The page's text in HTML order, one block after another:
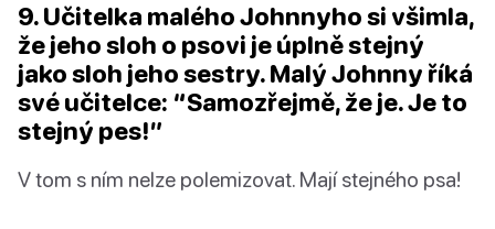
9. Učitelka malého Johnnyho si všimla,
že jeho sloh o psovi je úplně stejný
jako sloh jeho sestry. Malý Johnny říká
své učitelce: “Samozřejmě, že je. Je to
stejný pes!”
V tom s ním nelze polemizovat. Mají stejného psa!